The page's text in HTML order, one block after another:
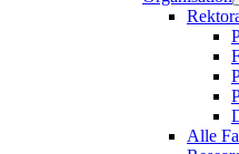
Alle